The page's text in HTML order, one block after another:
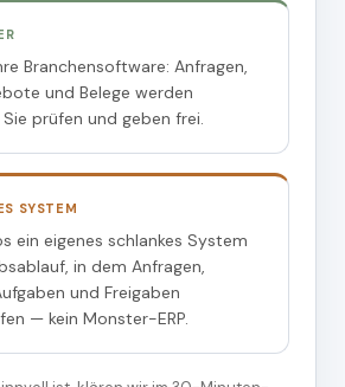
Branchensoftware: Anfragen,
und Belege werden
prüfen und geben frei.
SYSTEM
ein eigenes schlankes System
in dem Anfragen,
und Freigaben
— kein Monster-ERP.